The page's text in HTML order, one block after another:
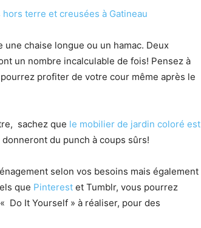
terre et creusées à Gatineau
chaise longue ou un hamac. Deux
un nombre incalculable de fois! Pensez à
profiter de votre cour même après le
sachez que le mobilier de jardin coloré est
du punch à coups sûrs!
selon vos besoins mais également
que Pinterest et Tumblr, vous pourrez
Do It Yourself » à réaliser, pour des